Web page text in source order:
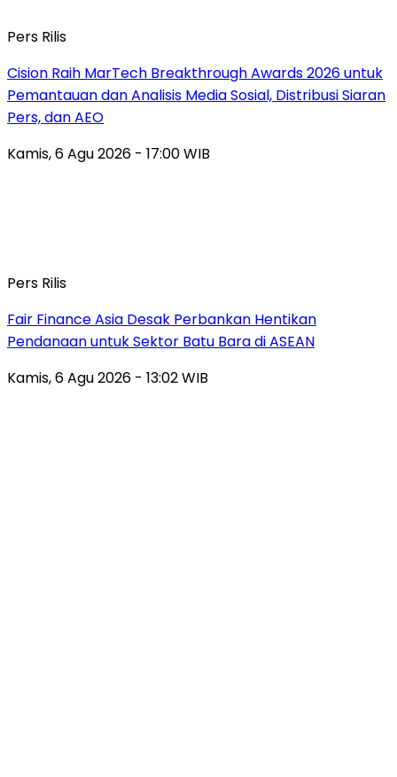
Pers Rilis
Cision Raih MarTech Breakthrough Awards 2026 untuk
Pemantauan dan Analisis Media Sosial, Distribusi Siaran
Pers, dan AEO
Kamis, 6 Agu 2026 - 17:00 WIB
Pers Rilis
Fair Finance Asia Desak Perbankan Hentikan
Pendanaan untuk Sektor Batu Bara di ASEAN
Kamis, 6 Agu 2026 - 13:02 WIB